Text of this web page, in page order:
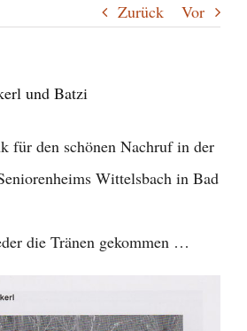
Zurück Vor
und Batzi
für den schönen Nachruf in der
Wittelsbach in Bad
die Tränen gekommen …